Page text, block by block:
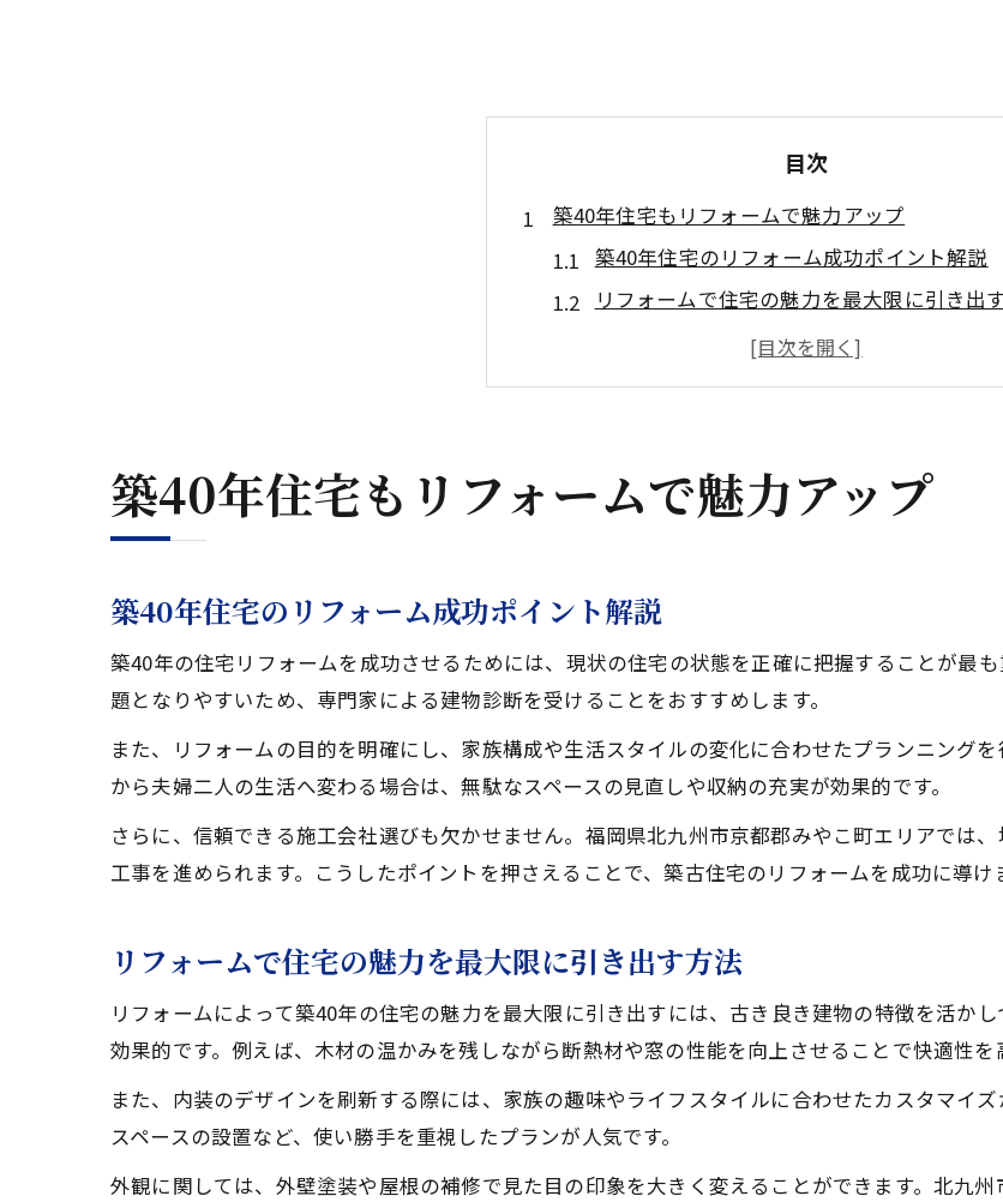
目次
築40年住宅もリフォームで魅力アップ
築40年住宅のリフォーム成功ポイント解説
リフォームで住宅の魅力を最大限に引き出
築古住宅もリフォームで快適空間に生まれ
リフォームで叶える築40年住宅の安全性と
住み継ぐ家をチャーミングに再生するには
家族の記憶を残しつつリフォームで再生する
住み継ぐ家を魅力的に蘇らせるリフォーム術
伝統と快適さを両立させるリフォームの考え
リフォームで家族の想いを未来へつなぐ手
みやこ町の暮らしを変えるリフォームの極意
リフォームがみやこ町の暮らしを豊かにす
地域環境に合ったリフォームの進め方とは
リフォームで叶える快適なみやこ町生活の
家族を支えるリフォームの具体的な工夫
老朽化した住宅の改修ポイント徹底解説
リフォームで解決する老朽化住宅の課題
住宅の耐震性向上を実現するリフォーム法
老朽化部分別リフォームの優先ポイント解
水回りや断熱など重要改修リフォームの要点
長寿命住宅へ導くリフォームの基本知識
築40年住宅もリフォームで魅力アップ
築40年住宅のリフォーム成功ポイント解説
築40年の住宅リフォームを成功させるためには、現状の住宅の状態を正確に把握することが最
題となりやすいため、専門家による建物診断を受けることをおすすめします。
また、リフォームの目的を明確にし、家族構成や生活スタイルの変化に合わせたプランニング
から夫婦二人の生活へ変わる場合は、無駄なスペースの見直しや収納の充実が効果的です。
さらに、信頼できる施工会社選びも欠かせません。福岡県北九州市京都郡みやこ町エリアでは
工事を進められます。こうしたポイントを押さえることで、築古住宅のリフォームを成功に導け
リフォームで住宅の魅力を最大限に引き出す方法
リフォームによって築40年の住宅の魅力を最大限に引き出すには、古き良き建物の特徴を活か
効果的です。例えば、木材の温かみを残しながら断熱材や窓の性能を向上させることで快適性を
また、内装のデザインを刷新する際には、家族の趣味やライフスタイルに合わせたカスタマイ
スペースの設置など、使い勝手を重視したプランが人気です。
外観に関しては、外壁塗装や屋根の補修で見た目の印象を大きく変えることができます。北九